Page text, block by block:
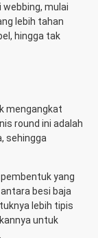
webbing, mulai
lebih tahan
hingga tak
mengangkat
round ini adalah
sehingga
yang
besi baja
lebih tipis
untuk